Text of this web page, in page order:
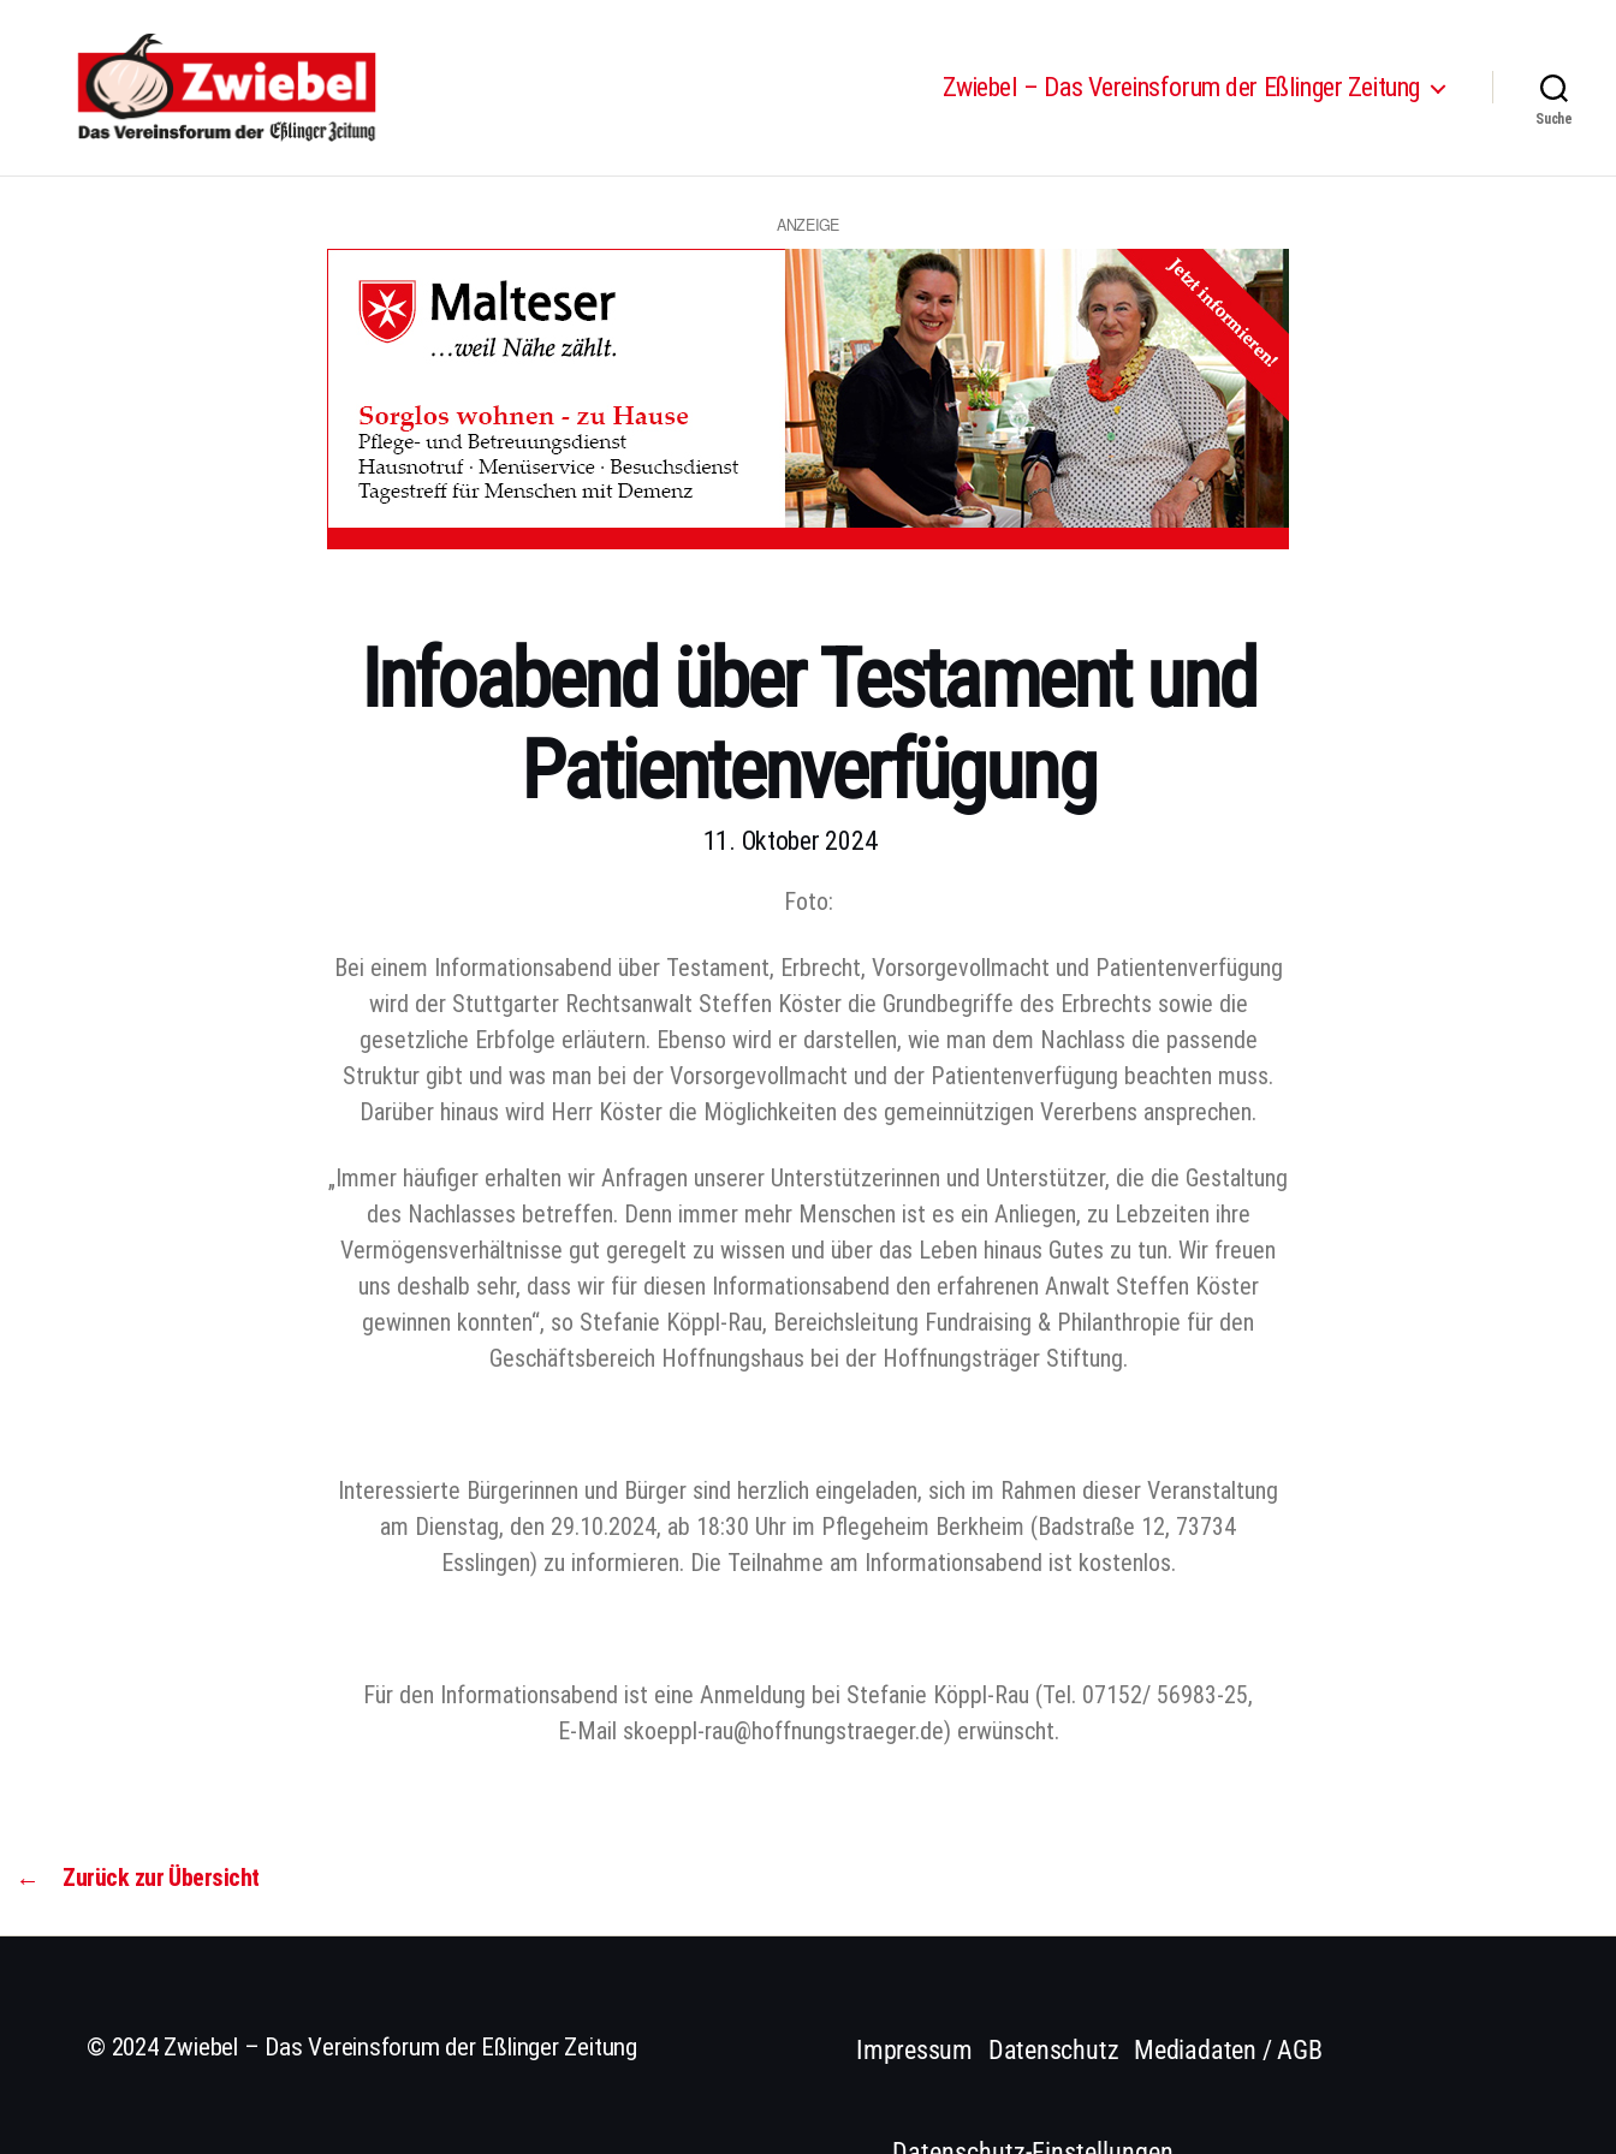
-
Zwiebel – Das Vereinsforum der Eßlinger Zeitung
Suche
ANZEIGE
Infoabend über Testament und
Patientenverfügung
11. Oktober 2024
Foto:
Bei einem Informationsabend über Testament, Erbrecht, Vorsorgevollmacht und Patientenverfügung
wird der Stuttgarter Rechtsanwalt Steffen Köster die Grundbegriffe des Erbrechts sowie die
gesetzliche Erbfolge erläutern. Ebenso wird er darstellen, wie man dem Nachlass die passende
Struktur gibt und was man bei der Vorsorgevollmacht und der Patientenverfügung beachten muss.
Darüber hinaus wird Herr Köster die Möglichkeiten des gemeinnützigen Vererbens ansprechen.
„Immer häufiger erhalten wir Anfragen unserer Unterstützerinnen und Unterstützer, die die Gestaltung
des Nachlasses betreffen. Denn immer mehr Menschen ist es ein Anliegen, zu Lebzeiten ihre
Vermögensverhältnisse gut geregelt zu wissen und über das Leben hinaus Gutes zu tun. Wir freuen
uns deshalb sehr, dass wir für diesen Informationsabend den erfahrenen Anwalt Steffen Köster
gewinnen konnten“, so Stefanie Köppl-Rau, Bereichsleitung Fundraising & Philanthropie für den
Geschäftsbereich Hoffnungshaus bei der Hoffnungsträger Stiftung.
Interessierte Bürgerinnen und Bürger sind herzlich eingeladen, sich im Rahmen dieser Veranstaltung
am Dienstag, den 29.10.2024, ab 18:30 Uhr im Pflegeheim Berkheim (Badstraße 12, 73734
Esslingen) zu informieren. Die Teilnahme am Informationsabend ist kostenlos.
Für den Informationsabend ist eine Anmeldung bei Stefanie Köppl-Rau (Tel. 07152/ 56983-25,
E-Mail skoeppl-rau@hoffnungstraeger.de) erwünscht.
← Zurück zur Übersicht
© 2024 Zwiebel – Das Vereinsforum der Eßlinger Zeitung Impressum Datenschutz Mediadaten / AGB